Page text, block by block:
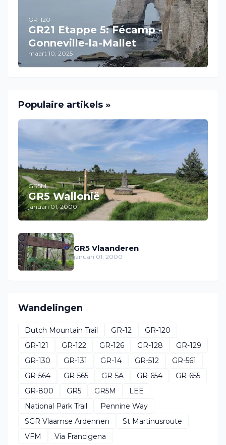
GR-120
GR21 Etappe 5: Fécamp -
Gonneville-la-Mallet
maart 10, 2025
Populaire artikels »
GR5M
GR5 Wallonië
januari 01, 2000
GR5 Vlaanderen
januari 01, 2000
Wandelingen
Dutch Mountain Trail GR-12
GR-120
GR-121
GR-122 GR-126 GR-128
GR-129
GR-130
GR-131 GR-14 GR-512
GR-561
GR-564
GR-565 GR-5A GR-654
GR-655
GR-800
GR5 GR5M
LEE
National Park Trail
Pennine Way
SGR Vlaamse Ardennen
St Martinusroute
VFM
Via Francigena